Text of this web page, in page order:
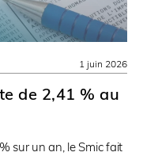
de 2,41 % au
sur un an, le Smic fait
1 juin 2026